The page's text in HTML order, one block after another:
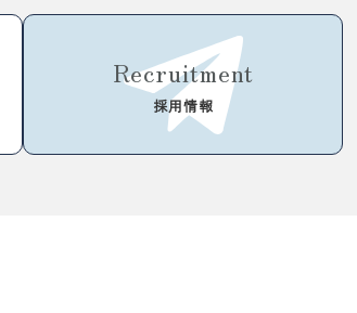
Recruitment
採用情報